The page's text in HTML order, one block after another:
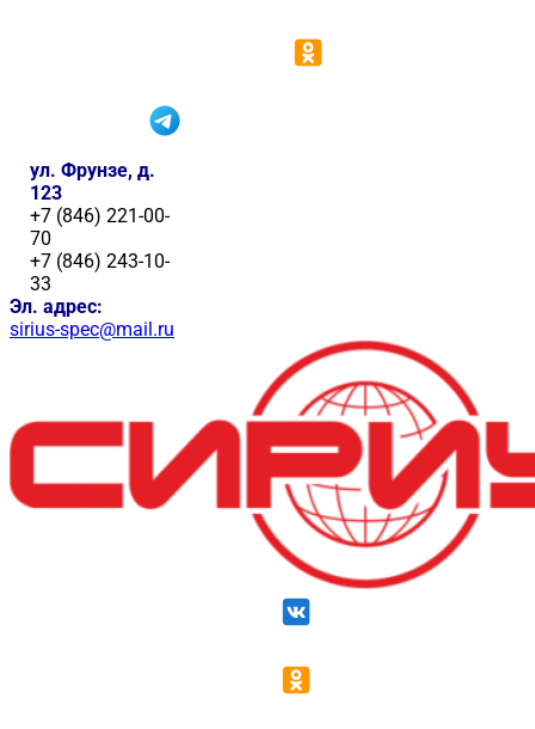
ул. Фрунзе, д.
123
+7 (846) 221-00-
70
+7 (846) 243-10-
33
Эл. адрес:
sirius-spec@mail.ru